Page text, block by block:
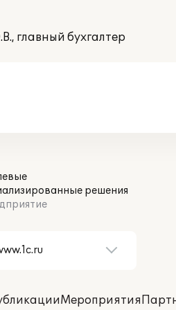
главный бухгалтер
решения
Мероприятия